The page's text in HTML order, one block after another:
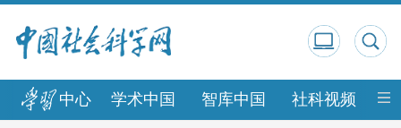
中心 学术中国 智库中国 社科视频 中